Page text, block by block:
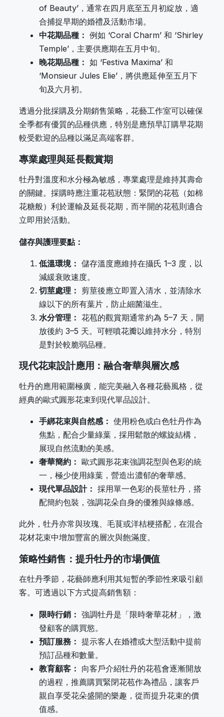
of Beauty’，通常在四月底至五月初綻放，適
合捕捉早期的婚禮及活動市場。
中花期品種： 例如 ‘Coral Charm’ 和 ‘Shirley
Temple’，主要供應期在五月中旬。
晚花期品種： 如 ‘Festiva Maxima’ 和
‘Monsieur Jules Elie’，將供應延伸至五月下
旬及六月初。
透過分批採購及分期銷售策略，花藝工作室可以確保
全季都有優質的品種供應，特別是應預早訂購早花期
較受歡迎的品種以滿足高端客群。
專業處理與延長觀賞期
牡丹對溫度和水分極為敏感，專業處理是維持其壽命
的關鍵。採購時應注重花苞狀態：緊閉的花苞（如棉
花糖般）利於運輸及延長花期，而半開的花苞則適合
立即用於活動。
儲存與護理要點：
低溫環境： 儲存溫度應維持在攝氏 1–3 度，以
減緩衰敗速度。
切莖處理： 剪莖後應立即置入清水，並清除水
線以下的所有葉片，防止細菌滋生。
水分管理： 花苞的觀賞期通常約為 5–7 天，開
放後約 3–5 天。可輕噴花瓣以維持水分，特別
是對於較脆弱品種。
現代花束設計應用：融合奢華與層次感
牡丹的應用範圍極廣，能完美融入各種花藝風格，從
經典的歐式圓形花束到現代單品設計。
手綁花束與自然感： 使用粉色或白色牡丹作為
焦點，配合少量綠葉，採用鬆散的螺旋結構，
展現自然流動的美感。
奢華簡約： 歐式圓形花束強調花型與色彩的統
一，極少使用綠葉，營造出濃郁的奢華感。
現代單品設計： 採用單一色彩的長莖牡丹，搭
配簡約包裝，強調花朵自身的優雅與線條感。
此外，牡丹亦常與玫瑰、毛茛或洋桔梗搭配，在混合
花材花束中增加豐富的層次與飽滿度。
策略性銷售：提升牡丹的市場價值
在牡丹季節，花藝師應利用其短暫的季節性來吸引顧
客。可透過以下方式提高銷售額：
限時行銷： 強調牡丹是「限時奢華花材」，激
發顧客的購買慾。
預訂服務： 提示客人在婚禮或大型活動中提前
預訂品種和數量。
教育顧客： 向客戶介紹牡丹的花苞會逐漸開放
的過程，推薦購買緊閉花苞作為禮品，讓客戶
親自享受花朵盛開的樂趣，從而提升花束的價
值感。